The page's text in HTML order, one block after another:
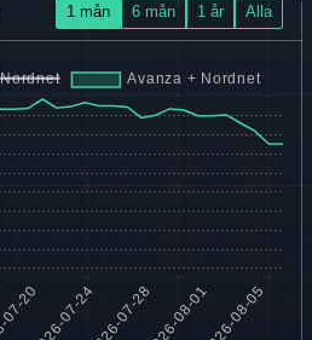
1 mån 6 mån 1 år Alla